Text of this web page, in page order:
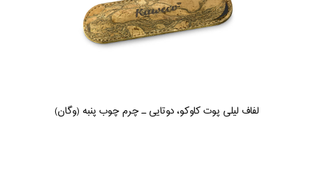
لفاف لیلی پوت کاوکو، دوتایی ـ چرم چوب پنبه (وگان)